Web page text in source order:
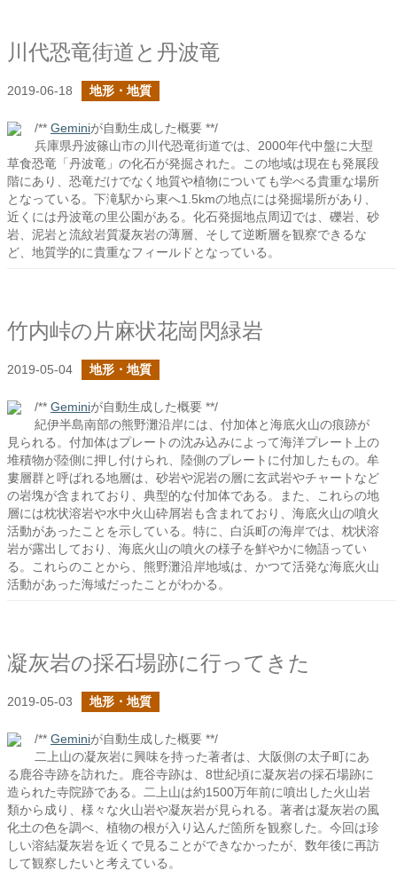
川代恐竜街道と丹波竜
2019-06-18 地形・地質
/** Geminiが自動生成した概要 **/
兵庫県丹波篠山市の川代恐竜街道では、2000年代中盤に大型
草食恐竜「丹波竜」の化石が発掘された。この地域は現在も発展段
階にあり、恐竜だけでなく地質や植物についても学べる貴重な場所
となっている。下滝駅から東へ1.5kmの地点には発掘場所があり、
近くには丹波竜の里公園がある。化石発掘地点周辺では、礫岩、砂
岩、泥岩と流紋岩質凝灰岩の薄層、そして逆断層を観察できるな
ど、地質学的に貴重なフィールドとなっている。
竹内峠の片麻状花崗閃緑岩
2019-05-04 地形・地質
/** Geminiが自動生成した概要 **/
紀伊半島南部の熊野灘沿岸には、付加体と海底火山の痕跡が
見られる。付加体はプレートの沈み込みによって海洋プレート上の
堆積物が陸側に押し付けられ、陸側のプレートに付加したもの。牟
婁層群と呼ばれる地層は、砂岩や泥岩の層に玄武岩やチャートなど
の岩塊が含まれており、典型的な付加体である。また、これらの地
層には枕状溶岩や水中火山砕屑岩も含まれており、海底火山の噴火
活動があったことを示している。特に、白浜町の海岸では、枕状溶
岩が露出しており、海底火山の噴火の様子を鮮やかに物語ってい
る。これらのことから、熊野灘沿岸地域は、かつて活発な海底火山
活動があった海域だったことがわかる。
凝灰岩の採石場跡に行ってきた
2019-05-03 地形・地質
/** Geminiが自動生成した概要 **/
二上山の凝灰岩に興味を持った著者は、大阪側の太子町にあ
る鹿谷寺跡を訪れた。鹿谷寺跡は、8世紀頃に凝灰岩の採石場跡に
造られた寺院跡である。二上山は約1500万年前に噴出した火山岩
類から成り、様々な火山岩や凝灰岩が見られる。著者は凝灰岩の風
化土の色を調べ、植物の根が入り込んだ箇所を観察した。今回は珍
しい溶結凝灰岩を近くで見ることができなかったが、数年後に再訪
して観察したいと考えている。